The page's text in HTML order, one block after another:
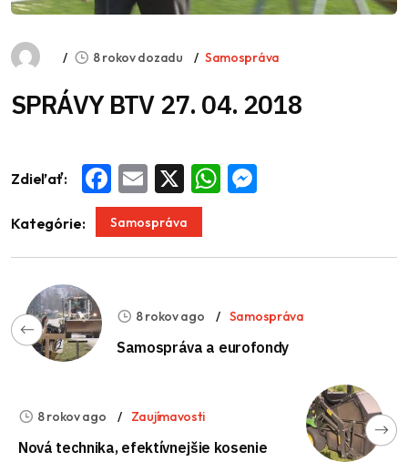
8 rokov dozadu Samospráva
SPRÁVY BTV 27. 04. 2018
Zdieľať: Facebook
Email WhatsApp
Kategórie: Samospráva
8 rokov ago Samospráva
Samospráva a eurofondy
8 rokov ago Zaujímavosti
Nová technika, efektívnejšie kosenie